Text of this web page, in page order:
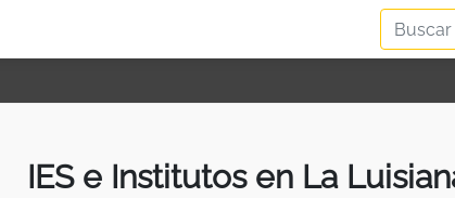
IES e Institutos en La